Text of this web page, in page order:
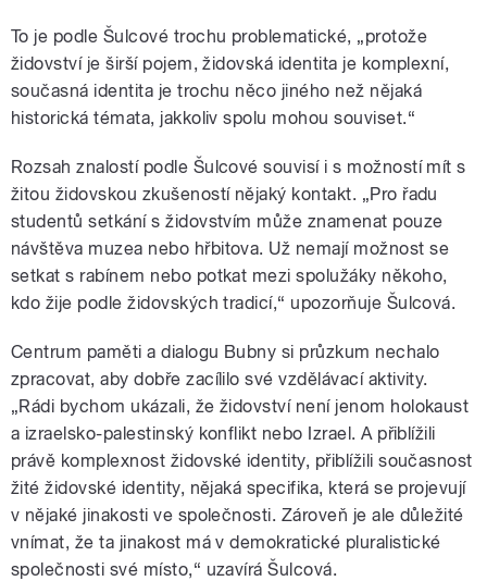
To je podle Šulcové trochu problematické, „protože
židovství je širší pojem, židovská identita je komplexní,
současná identita je trochu něco jiného než nějaká
historická témata, jakkoliv spolu mohou souviset.“
Rozsah znalostí podle Šulcové souvisí i s možností mít s
žitou židovskou zkušeností nějaký kontakt. „Pro řadu
studentů setkání s židovstvím může znamenat pouze
návštěva muzea nebo hřbitova. Už nemají možnost se
setkat s rabínem nebo potkat mezi spolužáky někoho,
kdo žije podle židovských tradicí,“ upozorňuje Šulcová.
Centrum paměti a dialogu Bubny si průzkum nechalo
zpracovat, aby dobře zacílilo své vzdělávací aktivity.
„Rádi bychom ukázali, že židovství není jenom holokaust
a izraelsko-palestinský konflikt nebo Izrael. A přiblížili
právě komplexnost židovské identity, přiblížili současnost
žité židovské identity, nějaká specifika, která se projevují
v nějaké jinakosti ve společnosti. Zároveň je ale důležité
vnímat, že ta jinakost má v demokratické pluralistické
společnosti své místo,“ uzavírá Šulcová.